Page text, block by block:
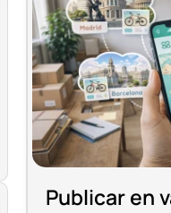
Publicar en